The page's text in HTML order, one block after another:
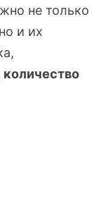
не только
и их
количество